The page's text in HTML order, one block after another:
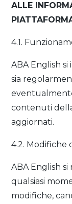
ALLE
4.1.
ABA English
sia
contenuti
aggiornati.
4.2. Modifiche
ABA English
qualsiasi
modifiche,